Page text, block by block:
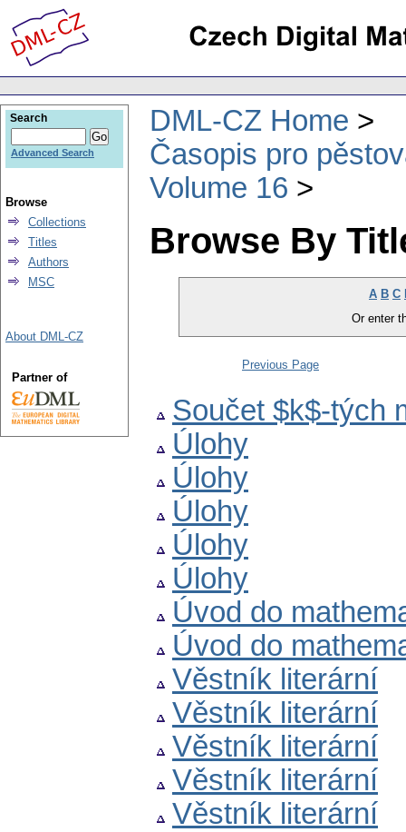
DML-CZ Home
Časopis pro
Volume 16
Browse By
A B C
Or enter
Previous Page
Součet $k$-tých
Úlohy
Úlohy
Úlohy
Úlohy
Úlohy
Úvod do
Úvod do
Věstník literární
Věstník literární
Věstník literární
Věstník literární
Věstník literární
Search
Advanced Search
Browse
Collections
Titles
Authors
MSC
About DML-CZ
Partner of